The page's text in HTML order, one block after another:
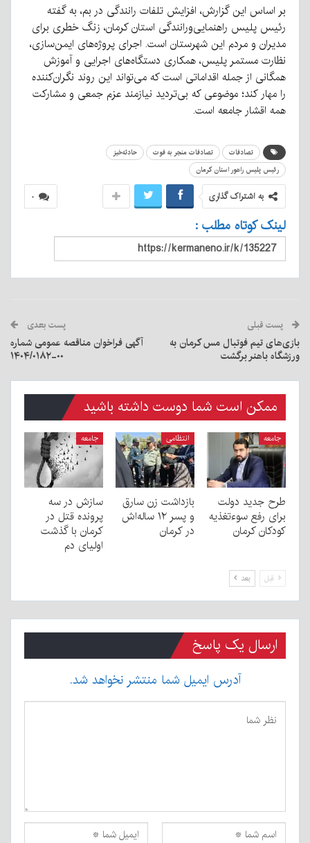
بر اساس این گزارش، افزایش تلفات رانندگی در بم، به گفته
رئیس پلیس راهنمایی‌ورانندگی استان کرمان، زنگ خطری برای
مدیران و مردم این شهرستان است. اجرای پروژه‌های ایمن‌سازی،
نظارت مستمر پلیس، همکاری دستگاه‌های اجرایی و آموزش
همگانی از جمله اقداماتی است که می‌تواند این روند نگران‌کننده
را مهار کند؛ موضوعی که بی‌تردید نیازمند عزم جمعی و مشارکت
همه اقشار جامعه است.
تصادفات تصادفات منجر به فوت
حادثه‌خیز
رئیس پلیس راهور استان کرمان
۰ به اشتراک گذاری
لینک کوتاه مطلب :
پست قبلی
بازی‌های تیم فوتبال مس کرمان به
ورزشگاه باهنر برگشت
پست بعدی
آگهی فراخوان مناقصه عمومی شماره
۰۰-۱۴۰۴/۰۱۸۲
ممکن است شما دوست داشته باشید
جامعه
طرح جدید دولت
برای رفع سوءتغذیه
کودکان کرمان
انتظامی
بازداشت زن سارق
و پسر ۱۲ ساله‌اش
در کرمان
جامعه
سازش در سه
پرونده قتل در
کرمان با گذشت
اولیای دم
قبل بعد
ارسال یک پاسخ
آدرس ایمیل شما منتشر نخواهد شد.